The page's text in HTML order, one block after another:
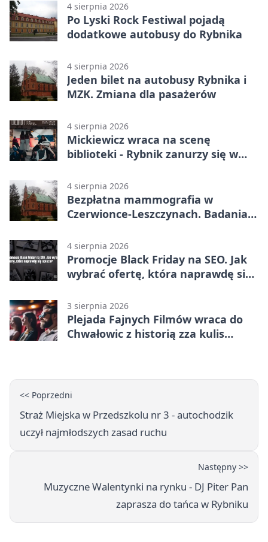
4 sierpnia 2026
Po Lyski Rock Festiwal pojadą
dodatkowe autobusy do Rybnika
4 sierpnia 2026
Jeden bilet na autobusy Rybnika i
MZK. Zmiana dla pasażerów
4 sierpnia 2026
Mickiewicz wraca na scenę
biblioteki - Rybnik zanurzy się w
4 sierpnia 2026
Bezpłatna mammografia w
Czerwionce-Leszczynach. Badania
4 sierpnia 2026
Promocje Black Friday na SEO. Jak
wybrać ofertę, która naprawdę się
3 sierpnia 2026
Plejada Fajnych Filmów wraca do
Chwałowic z historią zza kulis
<< Poprzedni
Straż Miejska w Przedszkolu nr 3 - autochodzik
uczył najmłodszych zasad ruchu
Następny >>
Muzyczne Walentynki na rynku - DJ Piter Pan
zaprasza do tańca w Rybniku